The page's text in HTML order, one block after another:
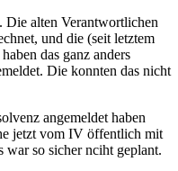
Die alten Verantwortlichen
und die (seit letztem
das ganz anders
Die konnten das nicht
angemeldet haben
jetzt vom IV öffentlich mit
war so sicher nciht geplant.